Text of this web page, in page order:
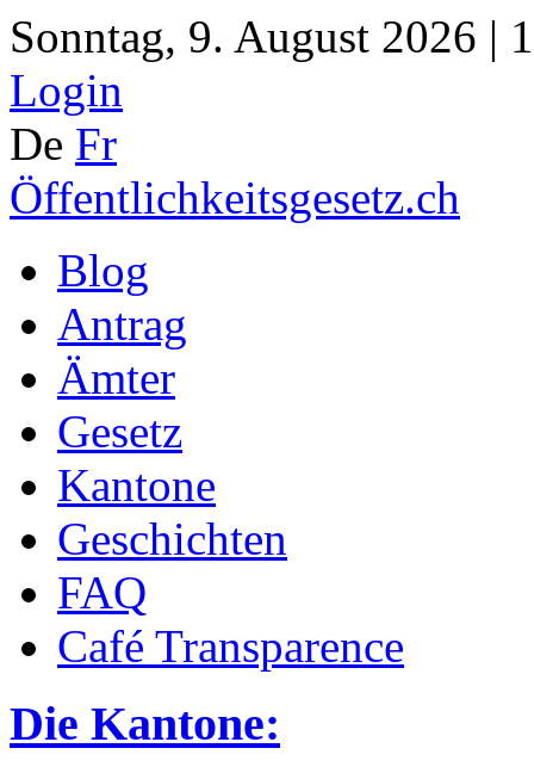
Sonntag, 9. August 2026 |
Login
De Fr
Öffentlichkeitsgesetz.ch
Blog
Antrag
Ämter
Gesetz
Kantone
Geschichten
FAQ
Café Transparence
Die Kantone: